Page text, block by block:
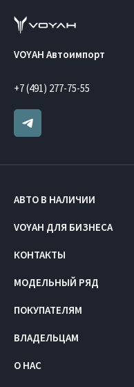
VOYAH Автоимпорт
+7 (491) 277-75-55
АВТО В НАЛИЧИИ
VOYAH ДЛЯ БИЗНЕСА
КОНТАКТЫ
МОДЕЛЬНЫЙ РЯД
ПОКУПАТЕЛЯМ
ВЛАДЕЛЬЦАМ
О НАС